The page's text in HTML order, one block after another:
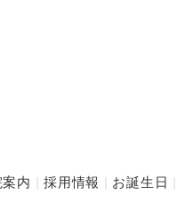
内 採用情報 お誕生日